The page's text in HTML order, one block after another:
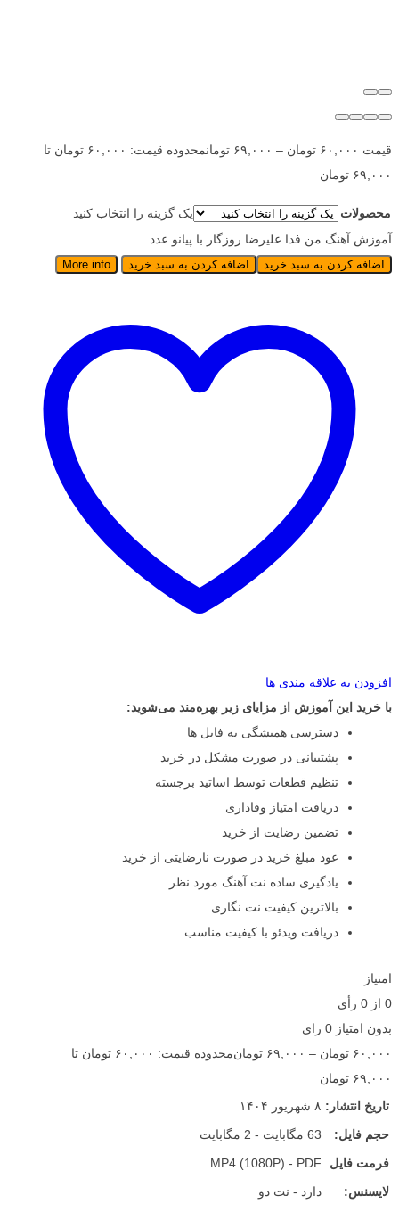
قیمت ۶۰,۰۰۰ تومان – ۶۹,۰۰۰ تومان
محدوده قیمت: ۶۰,۰۰۰ تومان تا
۶۹,۰۰۰ تومان
محصولات
یک گزینه را انتخاب کنید
آموزش آهنگ من فدا علیرضا روزگار با پیانو عدد
اضافه کردن به سبد خرید اضافه کردن به سبد خرید More info
افزودن به علاقه مندی ها
با خرید این آموزش از مزایای زیر بهره‌مند می‌شوید:
دسترسی همیشگی به فایل ها
پشتیبانی در صورت مشکل در خرید
تنظیم قطعات توسط اساتید برجسته
دریافت امتیاز وفاداری
تضمین رضایت از خرید
عود مبلغ خرید در صورت نارضایتی از خرید
یادگیری ساده نت آهنگ مورد نظر
بالاترین کیفیت نت نگاری
دریافت ویدئو با کیفیت مناسب
امتیاز
0 از 0 رأی
بدون امتیاز 0 رای
۶۰,۰۰۰ تومان – ۶۹,۰۰۰ تومان
محدوده قیمت: ۶۰,۰۰۰ تومان تا
۶۹,۰۰۰ تومان
تاریخ انتشار: ۸ شهریور ۱۴۰۴
حجم فایل:
63 مگابایت - 2 مگابایت
فرمت فایل
MP4 (1080P) - PDF
لایسنس:
دارد - نت دو